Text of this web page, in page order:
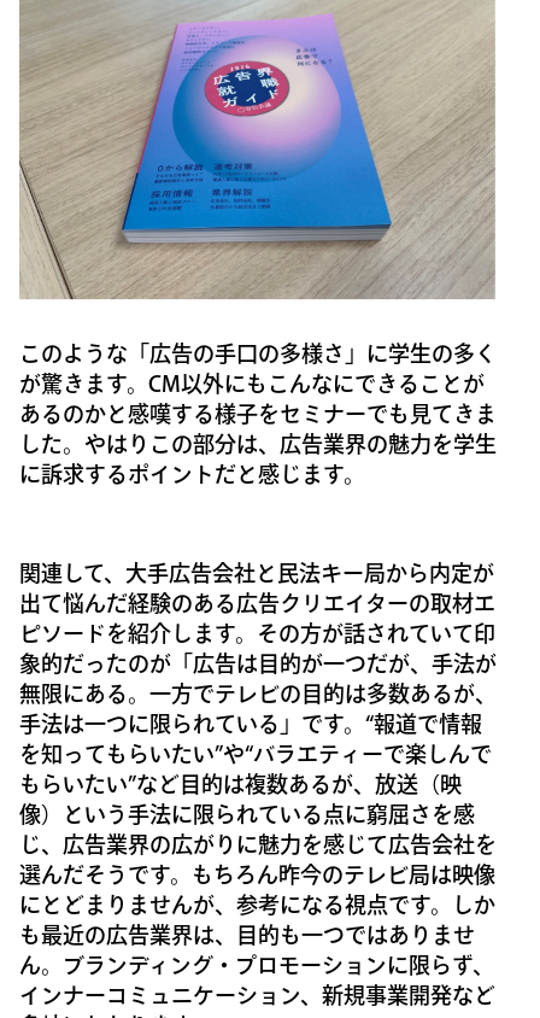
このような「広告の手口の多様さ」に学生の多く
が驚きます。CM以外にもこんなにできることが
あるのかと感嘆する様子をセミナーでも見てきま
した。やはりこの部分は、広告業界の魅力を学生
に訴求するポイントだと感じます。
関連して、大手広告会社と民法キー局から内定が
出て悩んだ経験のある広告クリエイターの取材エ
ピソードを紹介します。その方が話されていて印
象的だったのが「広告は目的が一つだが、手法が
無限にある。一方でテレビの目的は多数あるが、
手法は一つに限られている」です。“報道で情報
を知ってもらいたい”や“バラエティーで楽しんで
もらいたい”など目的は複数あるが、放送（映
像）という手法に限られている点に窮屈さを感
じ、広告業界の広がりに魅力を感じて広告会社を
選んだそうです。もちろん昨今のテレビ局は映像
にとどまりませんが、参考になる視点です。しか
も最近の広告業界は、目的も一つではありませ
ん。ブランディング・プロモーションに限らず、
インナーコミュニケーション、新規事業開発など